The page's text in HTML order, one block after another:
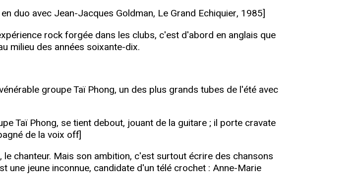
duo avec Jean-Jacques Goldman, Le Grand Echiquier, 1985]
rock forgée dans les clubs, c'est d'abord en anglais que
milieu des années soixante-dix.
groupe Taï Phong, un des plus grands tubes de l'été avec
Taï Phong, se tient debout, jouant de la guitare ; il porte cravate
de la voix off]
chanteur. Mais son ambition, c'est surtout écrire des chansons
jeune inconnue, candidate d'un télé crochet : Anne-Marie